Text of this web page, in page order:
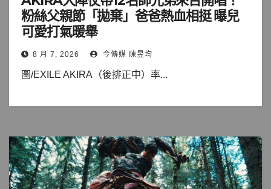
粉絲父親節「拋棄」爸爸熱血相挺 曝兒
可愛打氣暖舉
8 月 7, 2026 今傳媒 陳昱均
圖/EXILE AKIRA（後排正中）率...